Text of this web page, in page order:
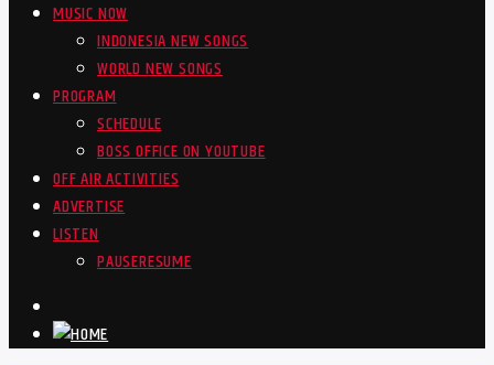
MUSIC NOW
INDONESIA NEW SONGS
WORLD NEW SONGS
PROGRAM
SCHEDULE
BOSS OFFICE ON YOUTUBE
OFF AIR ACTIVITIES
ADVERTISE
LISTEN
PAUSERESUME